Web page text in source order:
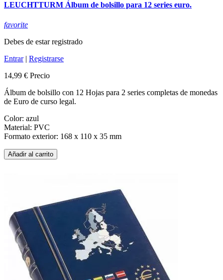
LEUCHTTURM Álbum de bolsillo para 12 series euro.
favorite
Debes de estar registrado
Entrar| Registrarse
14,99 € Precio
Álbum de bolsillo con 12 Hojas para 2 series completas de monedas
de Euro de curso legal.
Color: azul
Material: PVC
Formato exterior: 168 x 110 x 35 mm
Añadir al carrito